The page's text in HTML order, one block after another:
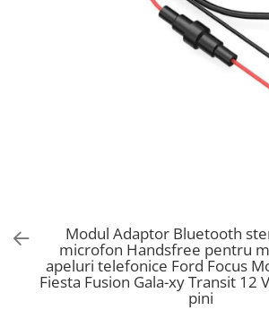
Land Rover
Nissan
Modul Adaptor Bluetooth
microfon Handsfree pentru
apeluri telefonice Ford Focus
Fiesta Fusion Gala-xy Transit 12
pini